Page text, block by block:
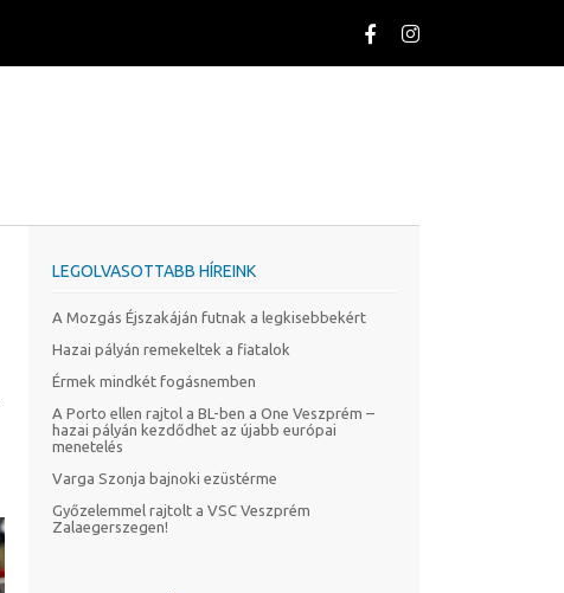
LEGOLVASOTTABB HÍREINK
A Mozgás Éjszakáján futnak a legkisebbekért
Hazai pályán remekeltek a fiatalok
Érmek mindkét fogásnemben
A Porto ellen rajtol a BL-ben a One Veszprém –
hazai pályán kezdődhet az újabb európai
menetelés
Varga Szonja bajnoki ezüstérme
Győzelemmel rajtolt a VSC Veszprém
Zalaegerszegen!